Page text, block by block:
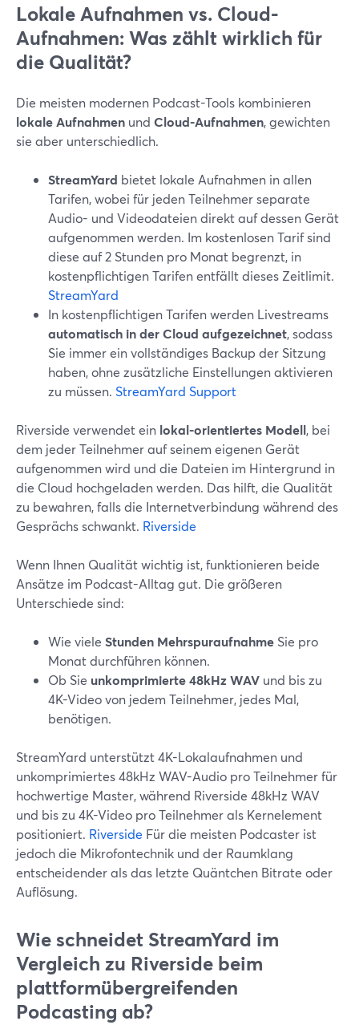
Lokale Aufnahmen vs. Cloud-
Aufnahmen: Was zählt wirklich für
die Qualität?
Die meisten modernen Podcast-Tools kombinieren
lokale Aufnahmen und Cloud-Aufnahmen, gewichten
sie aber unterschiedlich.
StreamYard bietet lokale Aufnahmen in allen
Tarifen, wobei für jeden Teilnehmer separate
Audio- und Videodateien direkt auf dessen Gerät
aufgenommen werden. Im kostenlosen Tarif sind
diese auf 2 Stunden pro Monat begrenzt, in
kostenpflichtigen Tarifen entfällt dieses Zeitlimit.
StreamYard
In kostenpflichtigen Tarifen werden Livestreams
automatisch in der Cloud aufgezeichnet, sodass
Sie immer ein vollständiges Backup der Sitzung
haben, ohne zusätzliche Einstellungen aktivieren
zu müssen. StreamYard Support
Riverside verwendet ein lokal-orientiertes Modell, bei
dem jeder Teilnehmer auf seinem eigenen Gerät
aufgenommen wird und die Dateien im Hintergrund in
die Cloud hochgeladen werden. Das hilft, die Qualität
zu bewahren, falls die Internetverbindung während des
Gesprächs schwankt. Riverside
Wenn Ihnen Qualität wichtig ist, funktionieren beide
Ansätze im Podcast-Alltag gut. Die größeren
Unterschiede sind:
Wie viele Stunden Mehrspuraufnahme Sie pro
Monat durchführen können.
Ob Sie unkomprimierte 48kHz WAV und bis zu
4K-Video von jedem Teilnehmer, jedes Mal,
benötigen.
StreamYard unterstützt 4K-Lokalaufnahmen und
unkomprimiertes 48kHz WAV-Audio pro Teilnehmer für
hochwertige Master, während Riverside 48kHz WAV
und bis zu 4K-Video pro Teilnehmer als Kernelement
positioniert. Riverside Für die meisten Podcaster ist
jedoch die Mikrofontechnik und der Raumklang
entscheidender als das letzte Quäntchen Bitrate oder
Auflösung.
Wie schneidet StreamYard im
Vergleich zu Riverside beim
plattformübergreifenden
Podcasting ab?